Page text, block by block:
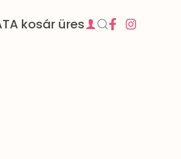
A kosár üres